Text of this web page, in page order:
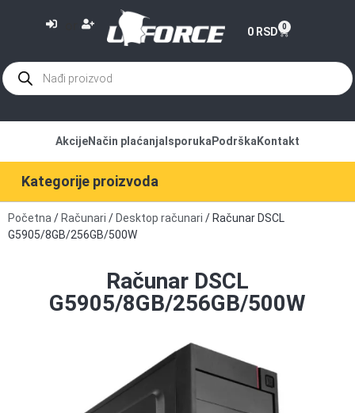
0 RSD 0
Kategorije proizvoda
AkcijeNačin plaćanja Isporuka Podrška Kontakt
Početna / Računari / Desktop računari / Računar DSCL
G5905/8GB/256GB/500W
Računar DSCL
G5905/8GB/256GB/500W